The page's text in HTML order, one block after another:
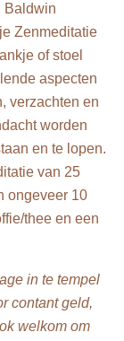
Baldwin
Zenmeditatie
of stoel
aspecten
verzachten en
worden
en te lopen.
van 25
ongeveer 10
thee en een
in te tempel
contant geld,
welkom om